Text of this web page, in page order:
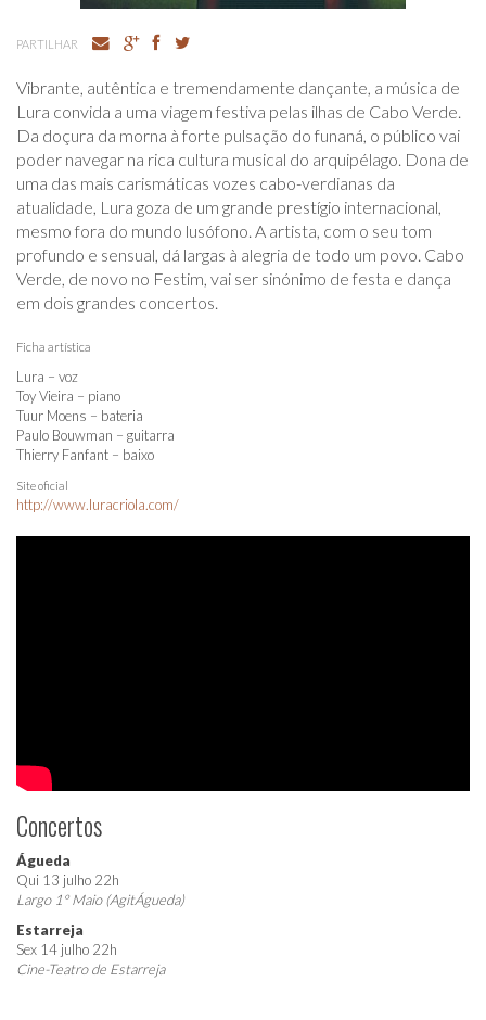
PARTILHAR
Vibrante, autêntica e tremendamente dançante, a música de
Lura convida a uma viagem festiva pelas ilhas de Cabo Verde.
Da doçura da morna à forte pulsação do funaná, o público vai
poder navegar na rica cultura musical do arquipélago. Dona de
uma das mais carismáticas vozes cabo-verdianas da
atualidade, Lura goza de um grande prestígio internacional,
mesmo fora do mundo lusófono. A artista, com o seu tom
profundo e sensual, dá largas à alegria de todo um povo. Cabo
Verde, de novo no Festim, vai ser sinónimo de festa e dança
em dois grandes concertos.
Ficha artística
Lura – voz
Toy Vieira – piano
Tuur Moens – bateria
Paulo Bouwman – guitarra
Thierry Fanfant – baixo
Site oficial
http://www.luracriola.com/
Concertos
Águeda
Qui 13 julho 22h
Largo 1º Maio (AgitÁgueda)
Estarreja
Sex 14 julho 22h
Cine-Teatro de Estarreja